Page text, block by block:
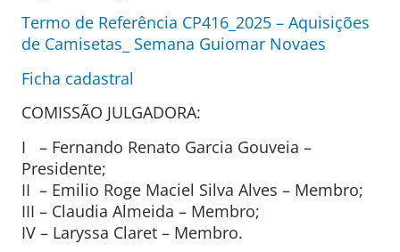
Termo de Referência CP416_2025 – Aquisições
de Camisetas_ Semana Guiomar Novaes
Ficha cadastral
COMISSÃO JULGADORA:
I – Fernando Renato Garcia Gouveia –
Presidente;
II – Emilio Roge Maciel Silva Alves – Membro;
III – Claudia Almeida – Membro;
IV – Laryssa Claret – Membro.